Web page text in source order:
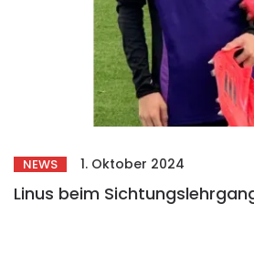
NEWS 1. Oktober 2024
Linus beim